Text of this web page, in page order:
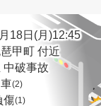
18日(月)12:45
甲町 付近
中破事故
(2)
傷(1)